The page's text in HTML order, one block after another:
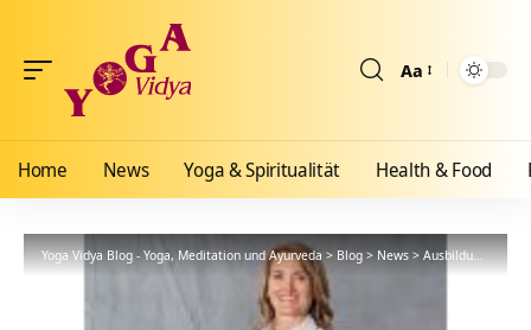
Aa
Home News Yoga & Spiritualität Health & Food
Yoga Vidya Blog - Yoga, Meditation und Ayurveda > Blog > News > Ausbildungen >